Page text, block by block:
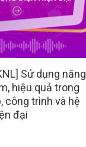
Sử dụng năng
hiệu quả trong
công trình và hệ
đại